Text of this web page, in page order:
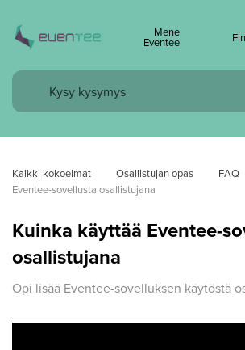
Mene
Eventee
Kaikki kokoelmat Osallistujan opas FAQ
Eventee-sovellusta osallistujana
Kuinka käyttää Eventee-
osallistujana
Opi lisää Eventee-sovelluksen käytöstä